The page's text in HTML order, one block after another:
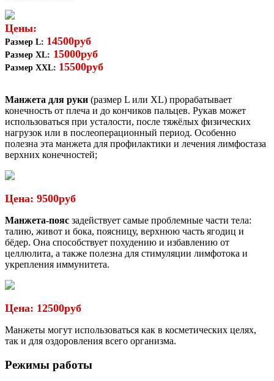
Цены:
Размер L: 14500руб
Размер XL: 15000руб
Размер XXL: 15500руб
Манжета для руки (размер L или XL) прорабатывает
конечность от плеча и до кончиков пальцев. Рукав может
использоваться при усталости, после тяжёлых физических
нагрузок или в послеоперационный период. Особенно
полезна эта манжета для профилактики и лечения лимфостаза
верхних конечностей;
Цена: 9500руб
Манжета-пояс задействует самые проблемные части тела:
талию, живот и бока, поясницу, верхнюю часть ягодиц и
бёдер. Она способствует похудению и избавлению от
целлюлита, а также полезна для стимуляции лимфотока и
укрепления иммунитета.
Цена: 12500руб
Манжеты могут использоваться как в косметических целях,
так и для оздоровления всего организма.
Режимы работы